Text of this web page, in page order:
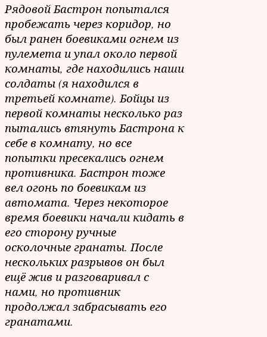
Рядовой Бастрон попытался
пробежать через коридор, но
был ранен боевиками огнем из
пулемета и упал около первой
комнаты, где находились наши
солдаты (я находился в
третьей комнате). Бойцы из
первой комнаты несколько раз
пытались втянуть Бастрона к
себе в комнату, но все
попытки пресекались огнем
противника. Бастрон тоже
вел огонь по боевикам из
автомата. Через некоторое
время боевики начали кидать в
его сторону ручные
осколочные гранаты. После
нескольких разрывов он был
ещё жив и разговаривал с
нами, но противник
продолжал забрасывать его
гранатами.